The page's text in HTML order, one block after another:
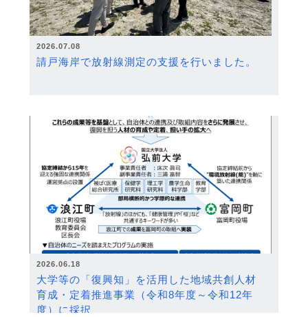
2026.07.08
請戸海岸で放射線測定の支援を行いました。
2026.06.18
大学等の「復興知」を活用した地域共創人材
育成・定着推進事業（令和8年度～令和12年
度）に採択